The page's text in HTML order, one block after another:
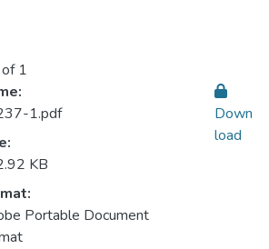
1
1.pdf
KB
Portable Document
Down
load